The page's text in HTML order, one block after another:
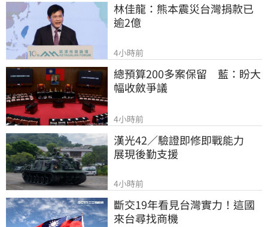
林佳龍：熊本震災台灣捐款已
逾2億
4小時前
總預算200多案保留　藍：盼大
幅收斂爭議
4小時前
漢光42／驗證即修即戰能力
展現後勤支援
4小時前
斷交19年看見台灣實力！這國
來台尋找商機